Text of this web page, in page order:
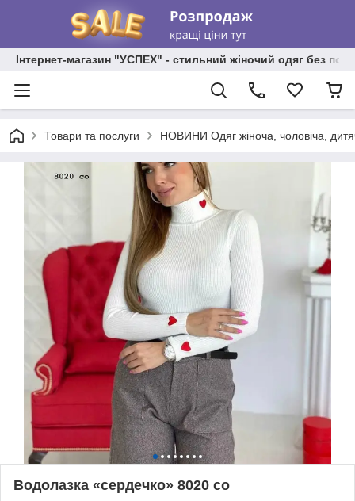
Інтернет-магазин "УСПЕХ" - стильний жіночий одяг без
Товари та послуги НОВИНИ Одяг жіноча, чоловіча,
Водолазка «сердечко» 8020 со